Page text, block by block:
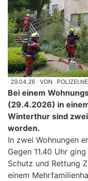
29.04.26 VON
Bei einem
(29.4.2026) in
Winterthur sind
worden.
In zwei Wohnungen
Gegen 11.40 Uhr
Schutz und Rettung
einem